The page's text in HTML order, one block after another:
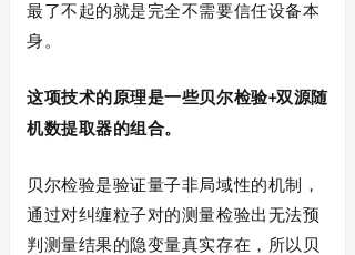
最了不起的就是完全不需要信任设备本
身。
这项技术的原理是一些贝尔检验+双源随
机数提取器的组合。
贝尔检验是验证量子非局域性的机制，
通过对纠缠粒子对的测量检验出无法预
判测量结果的隐变量真实存在，所以贝